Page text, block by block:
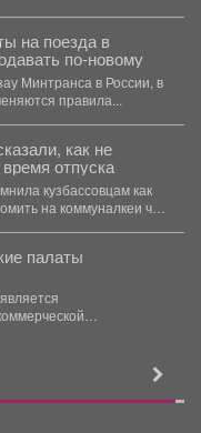
на поезда в
по-новому
Минтранса в России, в
правила...
как не
отпуска
кузбассовцам как
на коммуналкеи что
палаты